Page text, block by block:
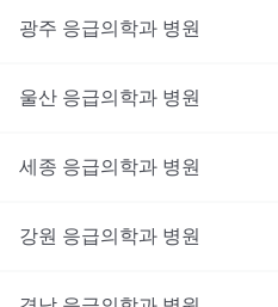
광주 응급의학과 병원
울산 응급의학과 병원
세종 응급의학과 병원
강원 응급의학과 병원